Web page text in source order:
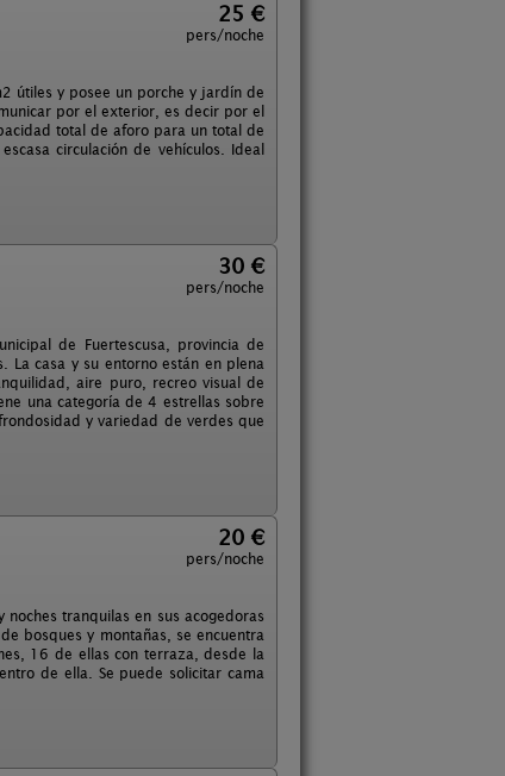
25 €
pers/noche
útiles y posee un porche y jardín de
por el exterior, es decir por el
total de aforo para un total de
circulación de vehículos. Ideal
30 €
pers/noche
de Fuertescusa, provincia de
La casa y su entorno están en plena
aire puro, recreo visual de
una categoría de 4 estrellas sobre
y variedad de verdes que
20 €
pers/noche
tranquilas en sus acogedoras
bosques y montañas, se encuentra
16 de ellas con terraza, desde la
de ella. Se puede solicitar cama